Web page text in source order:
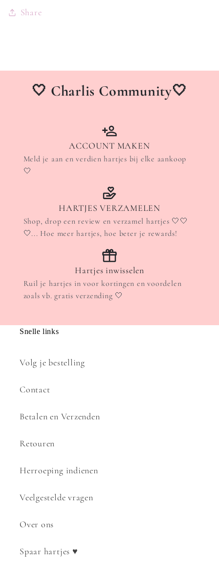
Share
🤍 Charlis Community🤍
ACCOUNT MAKEN
Meld je aan en verdien hartjes bij elke aankoop
🤍
HARTJES VERZAMELEN
Shop, drop een review en verzamel hartjes 🤍🤍
🤍... Hoe meer hartjes, hoe beter je rewards!
Hartjes inwisselen
Ruil je hartjes in voor kortingen en voordelen
zoals vb. gratis verzending 🤍
Snelle links
Volg je bestelling
Contact
Betalen en Verzenden
Retouren
Herroeping indienen
Veelgestelde vragen
Over ons
Spaar hartjes ♥